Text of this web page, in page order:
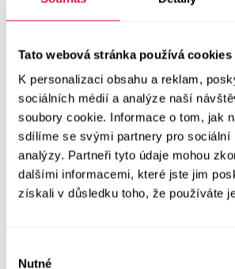
Tato webová stránka používá cookies
K personalizaci obsahu a reklam,
sociálních médií a analýze naší
soubory cookie. Informace o tom, jak
sdílíme se svými partnery pro sociální
analýzy. Partneři tyto údaje mohou
dalšími informacemi, které jste jim
získali v důsledku toho, že používáte
Nutné